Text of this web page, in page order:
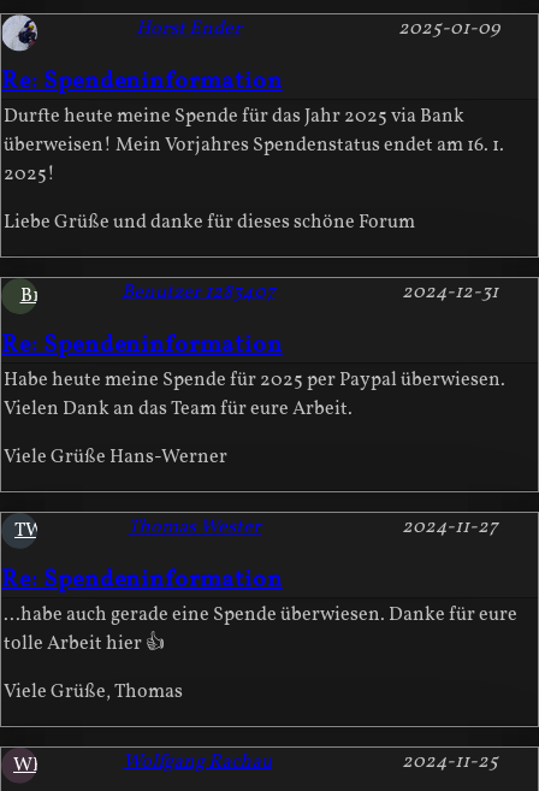
Re: Spendeninformation
2025-01-09
Horst Ender
Durfte heute meine Spende für das Jahr 2025 via Bank
überweisen! Mein Vorjahres Spendenstatus endet am 16. 1.
2025!
Liebe Grüße und danke für dieses schöne Forum
B1
Re: Spendeninformation
2024-12-31
Benutzer 1283407
Habe heute meine Spende für 2025 per Paypal überwiesen.
Vielen Dank an das Team für eure Arbeit.
Viele Grüße Hans-Werner
TW
Re: Spendeninformation
2024-11-27
Thomas Wester
...habe auch gerade eine Spende überwiesen. Danke für eure
tolle Arbeit hier 👍
Viele Grüße, Thomas
WR 2024-11-25
Wolfgang Rachau